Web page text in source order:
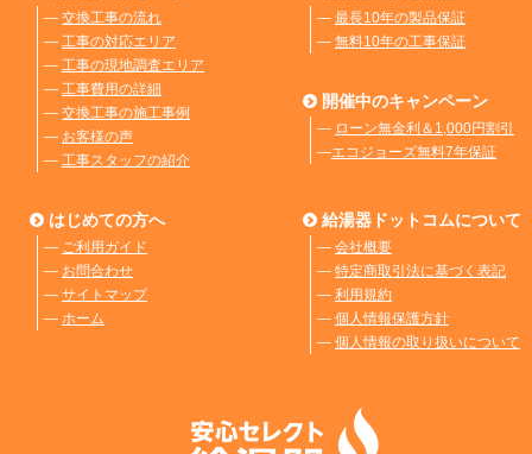
― 交換工事の流れ
― 工事の対応エリア
― 工事の現地調査エリア
― 工事費用の詳細
― 交換工事の施工事例
― お客様の声
― 工事スタッフの紹介
― 最長10年の製品保証
― 無料10年の工事保証
開催中のキャンペーン
― ローン無金利＆1,000円割引
―エコジョーズ無料7年保証
はじめての方へ
― ご利用ガイド
― お問合わせ
― サイトマップ
― ホーム
給湯器ドットコムについて
― 会社概要
― 特定商取引法に基づく表記
― 利用規約
― 個人情報保護方針
― 個人情報の取り扱いについて